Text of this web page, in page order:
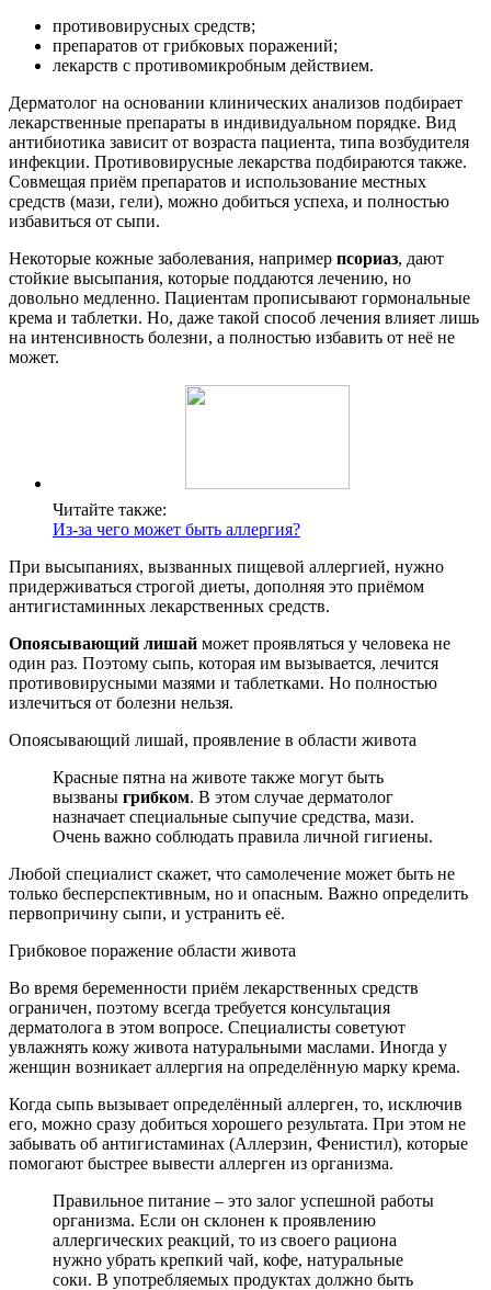
противовирусных средств;
препаратов от грибковых поражений;
лекарств с противомикробным действием.
Дерматолог на основании клинических анализов подбирает
лекарственные препараты в индивидуальном порядке. Вид
антибиотика зависит от возраста пациента, типа возбудителя
инфекции. Противовирусные лекарства подбираются также.
Совмещая приём препаратов и использование местных
средств (мази, гели), можно добиться успеха, и полностью
избавиться от сыпи.
Некоторые кожные заболевания, например псориаз, дают
стойкие высыпания, которые поддаются лечению, но
довольно медленно. Пациентам прописывают гормональные
крема и таблетки. Но, даже такой способ лечения влияет лишь
на интенсивность болезни, а полностью избавить от неё не
может.
Читайте также:
Из-за чего может быть аллергия?
При высыпаниях, вызванных пищевой аллергией, нужно
придерживаться строгой диеты, дополняя это приёмом
антигистаминных лекарственных средств.
Опоясывающий лишай может проявляться у человека не
один раз. Поэтому сыпь, которая им вызывается, лечится
противовирусными мазями и таблетками. Но полностью
излечиться от болезни нельзя.
Опоясывающий лишай, проявление в области живота
Красные пятна на животе также могут быть
вызваны грибком. В этом случае дерматолог
назначает специальные сыпучие средства, мази.
Очень важно соблюдать правила личной гигиены.
Любой специалист скажет, что самолечение может быть не
только бесперспективным, но и опасным. Важно определить
первопричину сыпи, и устранить её.
Грибковое поражение области живота
Во время беременности приём лекарственных средств
ограничен, поэтому всегда требуется консультация
дерматолога в этом вопросе. Специалисты советуют
увлажнять кожу живота натуральными маслами. Иногда у
женщин возникает аллергия на определённую марку крема.
Когда сыпь вызывает определённый аллерген, то, исключив
его, можно сразу добиться хорошего результата. При этом не
забывать об антигистаминах (Аллерзин, Фенистил), которые
помогают быстрее вывести аллерген из организма.
Правильное питание – это залог успешной работы
организма. Если он склонен к проявлению
аллергических реакций, то из своего рациона
нужно убрать крепкий чай, кофе, натуральные
соки. В употребляемых продуктах должно быть